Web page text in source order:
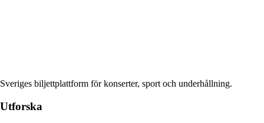
Sveriges biljettplattform för konserter, sport och underhållning.
Utforska